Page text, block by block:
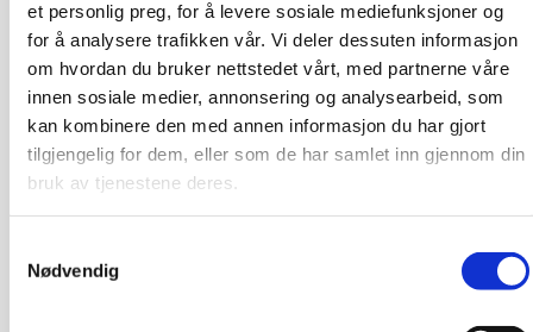
et personlig preg, for å levere sosiale mediefunksjoner og
for å analysere trafikken vår. Vi deler dessuten informasjon
om hvordan du bruker nettstedet vårt, med partnerne våre
innen sosiale medier, annonsering og analysearbeid, som
kan kombinere den med annen informasjon du har gjort
tilgjengelig for dem, eller som de har samlet inn gjennom din
bruk av tjenestene deres.
Nødvendig